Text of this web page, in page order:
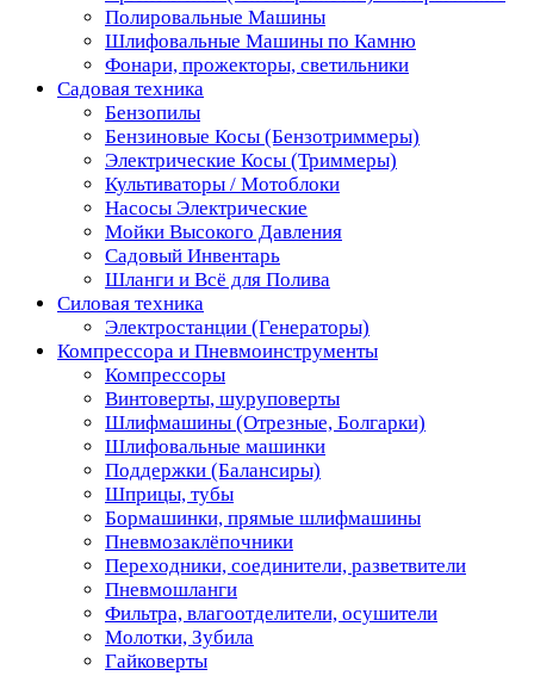
Полировальные Машины
Шлифовальные Машины по Камню
Фонари, прожекторы, светильники
Садовая техника
Бензопилы
Бензиновые Косы (Бензотриммеры)
Электрические Косы (Триммеры)
Культиваторы / Мотоблоки
Насосы Электрические
Мойки Высокого Давления
Садовый Инвентарь
Шланги и Всё для Полива
Силовая техника
Электростанции (Генераторы)
Компрессора и Пневмоинструменты
Компрессоры
Винтоверты, шуруповерты
Шлифмашины (Отрезные, Болгарки)
Шлифовальные машинки
Поддержки (Балансиры)
Шприцы, тубы
Бормашинки, прямые шлифмашины
Пневмозаклёпочники
Переходники, соединители, разветвители
Пневмошланги
Фильтра, влагоотделители, осушители
Молотки, Зубила
Гайковерты